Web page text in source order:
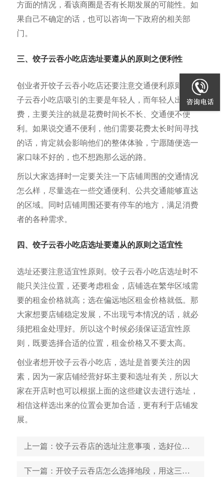
方面的情况，看该商圈是否有长期发展的可能性。如
果自己不确定的话，也可以咨询一下政府的相关部
门。
三、饺子云吞小吃店选址要遵从的原则之便利性
创业者开饺子云吞小吃店还要注意交通便利原则。饺
子云吞小吃店吸引的主要是年轻人，而年轻人出去消
费，主要关注的就是花费时间长不长、交通便不便
利。如果说交通不便利，他们需要花费太长时间寻找
的话，肯定就会影响他们的整体体验，宁愿随便选一
家口味不好的，也不想跑那么远的路。
所以大家选择时一定要关注一下店铺周围的交通情况
怎么样，尽量选在一些交通便利、公共交通能够直达
的区域。同时店铺周围还要有停车的地方，满足消费
者的各种需求。
四、饺子云吞小吃店选址要遵从的原则之适宜性
选址还要注意适宜性原则。饺子云吞小吃店选址时不
能只关注位置，还要考虑租金，店铺选在繁华区域需
要的租金价格就高；选在偏远地区租金价格就低。那
大家想要店铺稳定发展，不出现亏本情况的话，就必
须把租金处理好。所以这个时候必须保证适宜性原
则，既要选择合适的位置，租金价格又不要太高。
创业者想开饺子云吞小吃店，选址是首要关注的因
素，因为一家店铺经营好坏主要和选址有关，所以大
家在开店时也可以根据上面的这些建议去进行选址，
相信这样选出来的位置会更加合适，更有利于店铺发
展。
上一篇 ：饺子云吞店的选址注意事项，选好位置等于成功一半
下一篇 ：开饺子云吞店怎么选择地段，用这三招帮你选个好位置